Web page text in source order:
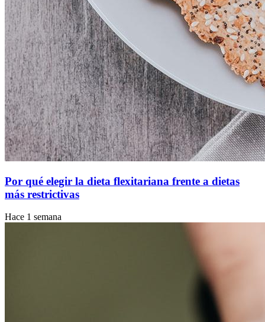
Por qué elegir la dieta flexitariana frente a dietas
más restrictivas
Hace 1 semana